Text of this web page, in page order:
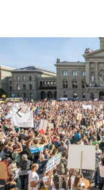
Previous